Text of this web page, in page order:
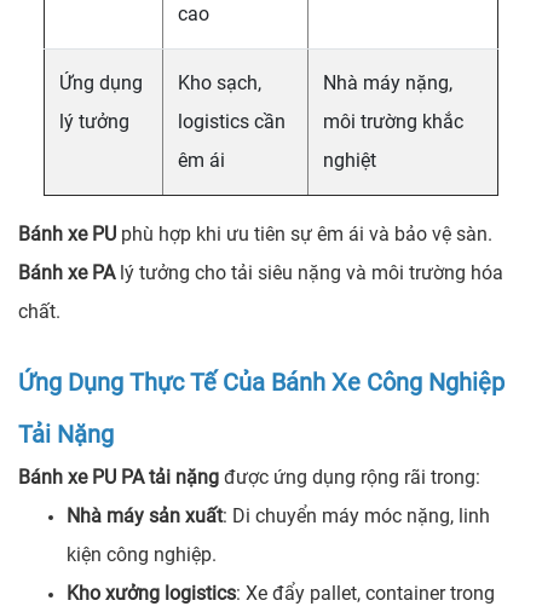
cao
Ứng dụng
lý tưởng
Kho sạch,
logistics cần
êm ái
Nhà máy nặng,
môi trường khắc
nghiệt
Bánh xe PU phù hợp khi ưu tiên sự êm ái và bảo vệ sàn.
Bánh xe PAlý tưởng cho tải siêu nặng và môi trường hóa
chất.
Ứng Dụng Thực Tế Của Bánh Xe Công Nghiệp
Tải Nặng
Bánh xe PU PA tải nặng được ứng dụng rộng rãi trong:
Nhà máy sản xuất: Di chuyển máy móc nặng, linh
kiện công nghiệp.
Kho xưởng logistics: Xe đẩy pallet, container trong